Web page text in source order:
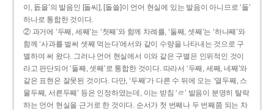
이, 돐을’의 발음인 [돌씨], [돌쓸]이 언어 현실에 있는 발음이 아니므로 ‘돌’
하나로 통합한 것이다.
② 과거에 ‘두째, 세째’는 ‘첫째’와 함께 차례를, ‘둘째, 셋째’는 ‘하나째’와
함께 ‘사과를 벌써 셋째 먹는다’에서와 같이 수량을 나타내는 것으로 구
별하여 써 왔다. 그러나 언어 현실에서 이와 같은 구별은 인위적인 것이
라고 판단되어 ‘둘째, 셋째’로 통합한 것이다. 따라서 ‘두째, 세째, 네째’와
같은 표현은 잘못된 것이다. 다만, ‘두째’가 다른 수 뒤에 오는 ‘열두째, 스
물두째, 서른두째’ 등은 인정하였는데, 이는 받침 ‘ㄹ’ 발음이 분명히 탈락
하는 언어 현실을 근거로 한 것이다. 순서가 첫 번째나 두 번째쯤 되는 차